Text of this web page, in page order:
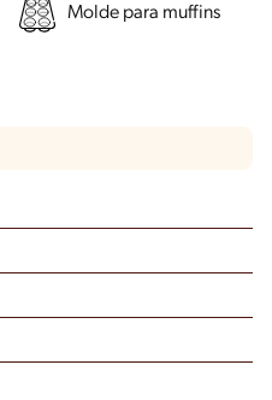
Molde para muffins